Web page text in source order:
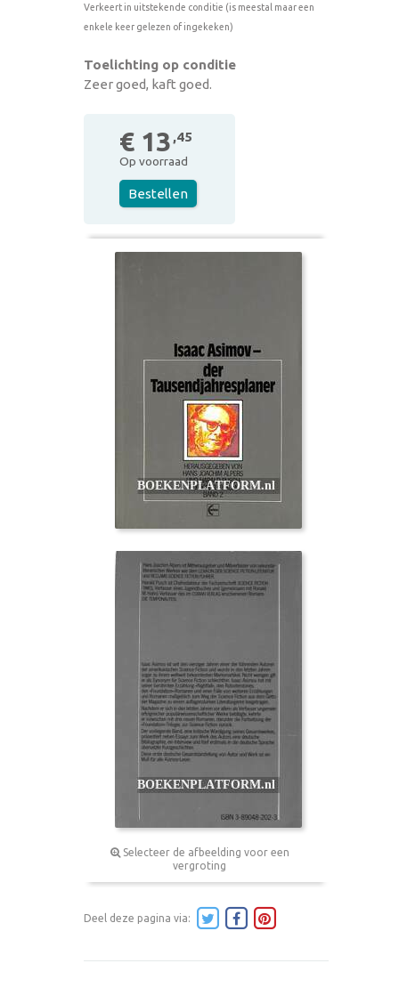
Verkeert in uitstekende conditie (is meestal maar een
enkele keer gelezen of ingekeken)
Toelichting op conditie
Zeer goed, kaft goed.
€ 13 ,45
Op voorraad
Bestellen
Selecteer de afbeelding voor een
vergroting
Deel deze pagina via: